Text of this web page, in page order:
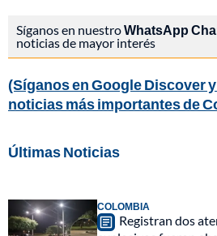
Síganos en nuestroWhatsApp
noticias de mayor interés
(Síganos en Google Discover
noticias más importantes de
Últimas Noticias
COLOMBIA
Registran dos